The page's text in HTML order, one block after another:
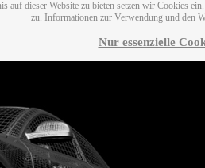
auf dieser Website zu bieten setzen wir Cookies
zu. Informationen zur Verwendung und den
Nur essenzielle